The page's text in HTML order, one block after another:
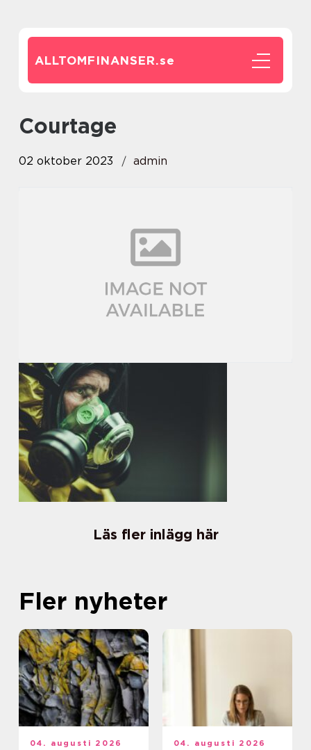
ALLTOMFINANSER.se
courtage
02 oktober 2023 admin
Läs fler inlägg här
Fler nyheter
04. augusti 2026 04. augusti 2026